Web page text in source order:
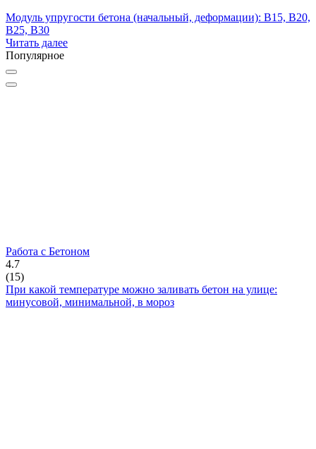
Модуль упругости бетона (начальный, деформации): В15, В20,
В25, В30
Читать далее
Популярное
Работа с Бетоном
4.7
(15)
При какой температуре можно заливать бетон на улице:
минусовой, минимальной, в мороз